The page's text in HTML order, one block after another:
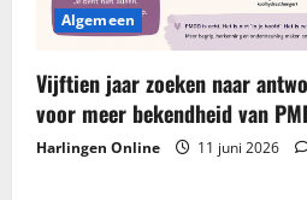
Algemeen
Vijftien jaar zoeken naar
voor meer bekendheid van
Harlingen Online 11 juni 2026